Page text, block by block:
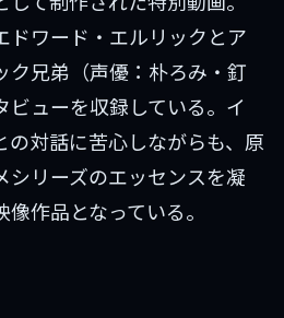
ドワード・エルリックとア
ク兄弟（声優：朴ろみ・釘
ビューを収録している。イ
の対話に苦心しながらも、原
シリーズのエッセンスを凝
作品となっている。